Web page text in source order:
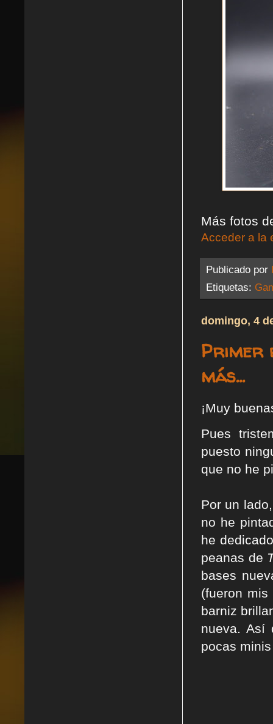
Más fotos
Acceder a la
Publicado por
Etiquetas:
domingo, 4
Primer
más...
¡Muy
Pues
puesto
que no he
Por un
no he
he
peanas de
bases
(fueron mis
barniz
nueva. Así
pocas